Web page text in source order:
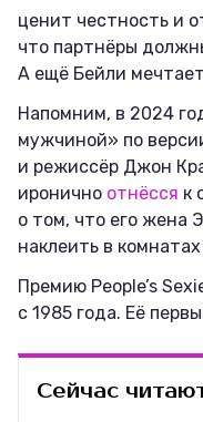
ценит честность и
что партнёры
А ещё Бейли
Напомним, в 2024
мужчиной» по
и режиссёр Джон
иронично отнёсся к
о том, что его жена
наклеить в
Премию People’s
с 1985 года. Её
Сейчас